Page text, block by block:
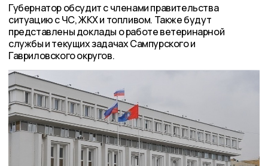
Губернатор обсудит с членами правительства
ситуацию с ЧС, ЖКХ и топливом. Также будут
представлены доклады о работе ветеринарной
службы и текущих задачах Сампурского и
Гавриловского округов.